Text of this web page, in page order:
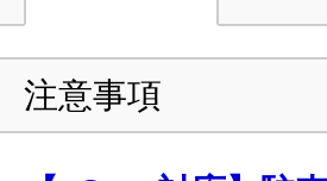
注意事項